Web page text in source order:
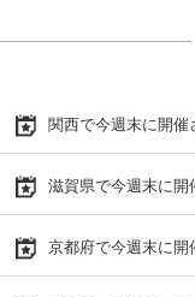
関西で今週末に開催
滋賀県で今週末に開
京都府で今週末に開